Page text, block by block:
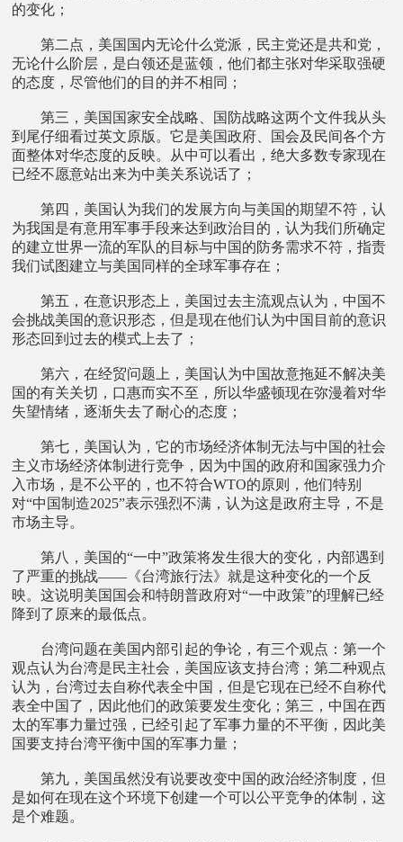
的变化；
第二点，美国国内无论什么党派，民主党还是共和党，
无论什么阶层，是白领还是蓝领，他们都主张对华采取强硬
的态度，尽管他们的目的并不相同；
第三，美国国家安全战略、国防战略这两个文件我从头
到尾仔细看过英文原版。它是美国政府、国会及民间各个方
面整体对华态度的反映。从中可以看出，绝大多数专家现在
已经不愿意站出来为中美关系说话了；
第四，美国认为我们的发展方向与美国的期望不符，认
为我国是有意用军事手段来达到政治目的，认为我们所确定
的建立世界一流的军队的目标与中国的防务需求不符，指责
我们试图建立与美国同样的全球军事存在；
第五，在意识形态上，美国过去主流观点认为，中国不
会挑战美国的意识形态，但是现在他们认为中国目前的意识
形态回到过去的模式上去了；
第六，在经贸问题上，美国认为中国故意拖延不解决美
国的有关关切，口惠而实不至，所以华盛顿现在弥漫着对华
失望情绪，逐渐失去了耐心的态度；
第七，美国认为，它的市场经济体制无法与中国的社会
主义市场经济体制进行竞争，因为中国的政府和国家强力介
入市场，是不公平的，也不符合WTO的原则，他们特别
对“中国制造2025”表示强烈不满，认为这是政府主导，不是
市场主导。
第八，美国的“一中”政策将发生很大的变化，内部遇到
了严重的挑战——《台湾旅行法》就是这种变化的一个反
映。这说明美国国会和特朗普政府对“一中政策”的理解已经
降到了原来的最低点。
台湾问题在美国内部引起的争论，有三个观点：第一个
观点认为台湾是民主社会，美国应该支持台湾；第二种观点
认为，台湾过去自称代表全中国，但是它现在已经不自称代
表全中国了，因此他们的政策要发生变化；第三，中国在西
太的军事力量过强，已经引起了军事力量的不平衡，因此美
国要支持台湾平衡中国的军事力量；
第九，美国虽然没有说要改变中国的政治经济制度，但
是如何在现在这个环境下创建一个可以公平竞争的体制，这
是个难题。